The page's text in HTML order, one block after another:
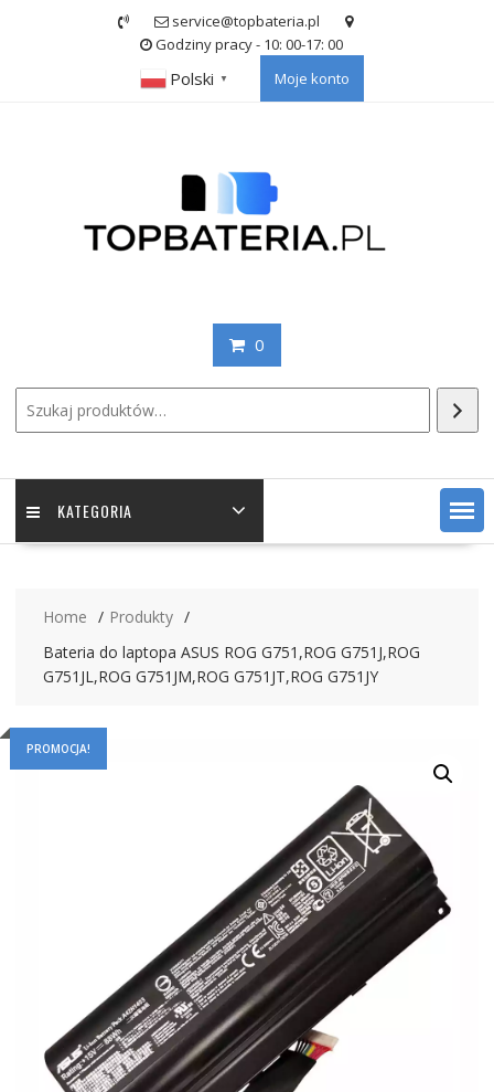
service@topbateria.pl
Godziny pracy - 10: 00-17: 00
Polski ▼ Moje konto
0
KATEGORIA
Home
Produkty
Bateria do laptopa ASUS ROG G751,ROG G751J,ROG
G751JL,ROG G751JM,ROG G751JT,ROG G751JY
PROMOCJA!